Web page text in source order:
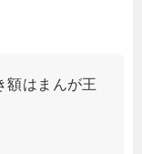
額はまんが王